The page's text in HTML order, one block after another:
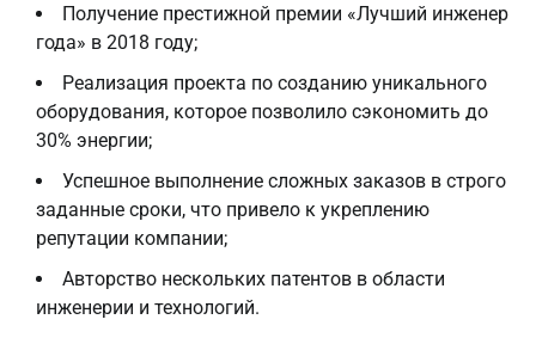
Получение престижной премии «Лучший инженер
года» в 2018 году;
Реализация проекта по созданию уникального
оборудования, которое позволило сэкономить до
30% энергии;
Успешное выполнение сложных заказов в строго
заданные сроки, что привело к укреплению
репутации компании;
Авторство нескольких патентов в области
инженерии и технологий.